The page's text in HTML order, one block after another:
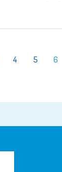
4 5 6